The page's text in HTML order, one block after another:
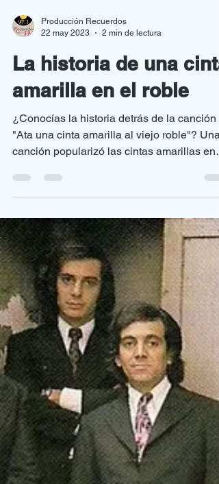
22 may 2023
2 min de lectura
La historia de una cinta
amarilla en el roble
¿Conocías la historia detrás de la canción
"Ata una cinta amarilla al viejo roble"? Una
canción popularizó las cintas amarillas en